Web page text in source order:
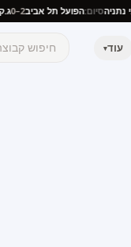
נתניהסיום:הפועל תל אביב2–0
עוד▾